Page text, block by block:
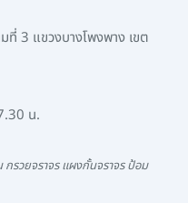
3 แขวงบางโพงพาง เขต
น.
รวยจราจร แผงกั้นจราจร ป้อม